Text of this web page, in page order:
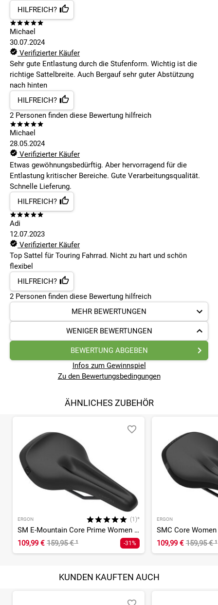
HILFREICH?
Michael
30.07.2024
Verifizierter Käufer
Sehr gute Entlastung durch die Stufenform. Wichtig ist die
richtige Sattelbreite. Auch Bergauf sehr guter Abstützung
nach hinten
HILFREICH?
2 Personen finden diese Bewertung hilfreich
Michael
28.05.2024
Verifizierter Käufer
Etwas gewöhnungsbedürftig. Aber hervorragend für die
Entlastung kritischer Bereiche. Gute Verarbeitungsqualität.
Schnelle Lieferung.
HILFREICH?
Adi
12.07.2023
Verifizierter Käufer
Top Sattel für Touring Fahrrad. Nicht zu hart und schön
flexibel
HILFREICH?
2 Personen finden diese Bewertung hilfreich
MEHR BEWERTUNGEN
WENIGER BEWERTUNGEN
BEWERTUNG ABGEBEN
Infos zum Gewinnspiel
Zu den Bewertungsbedingungen
ÄHNLICHES ZUBEHÖR
ERGON (1)*
SM E-Mountain Core Prime Women Sattel
109,99 € 159,95 €¹ -31%
ERGON
SMC Core
109,99 € 159,95 €¹
KUNDEN KAUFTEN AUCH